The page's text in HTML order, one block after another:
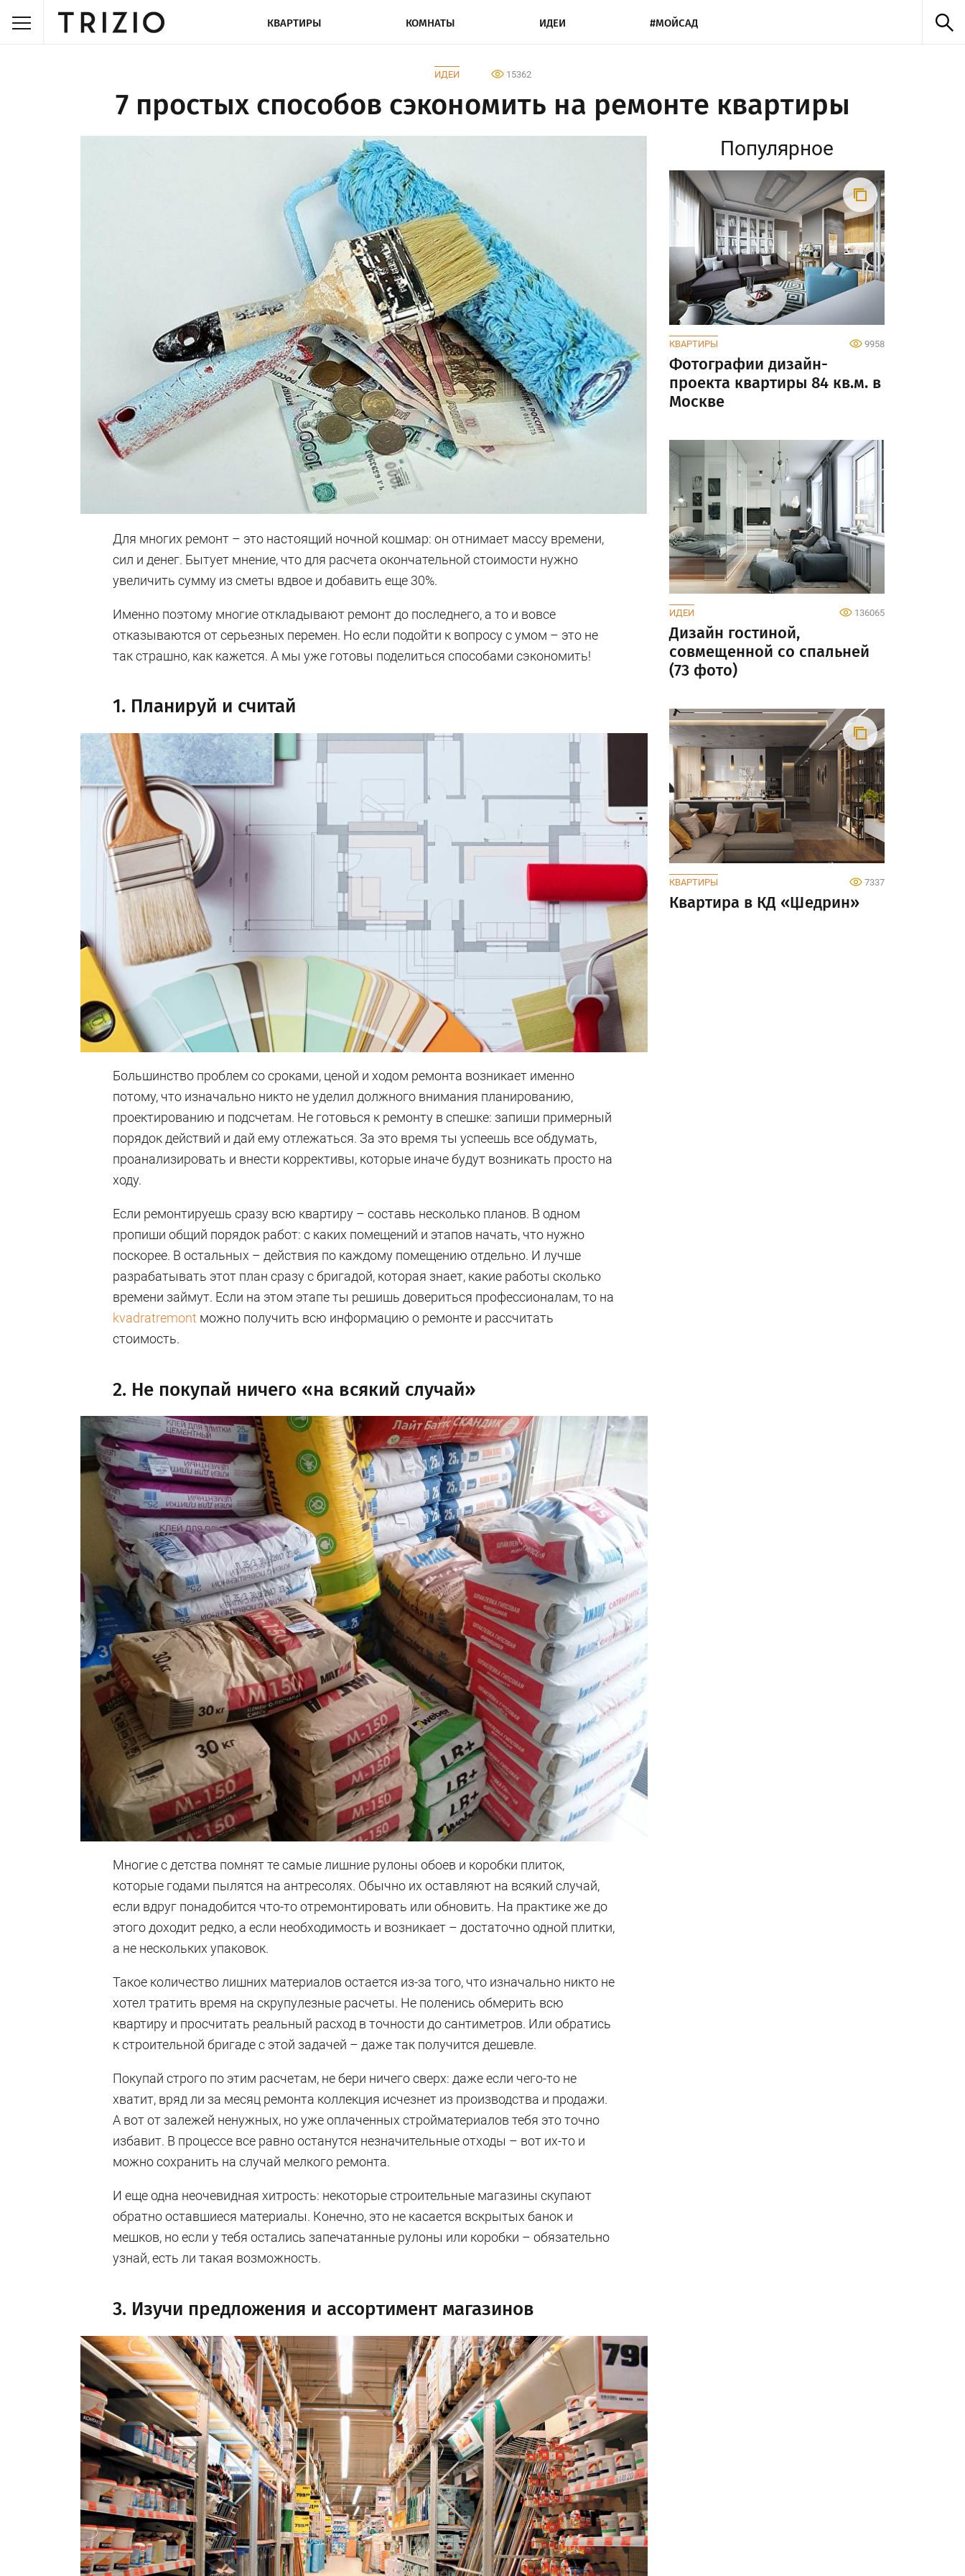
КВАРТИРЫ КОМНАТЫ ИДЕИ #МОЙСАД
ИДЕИ 15362
7 простых способов сэкономить на ремонте квартиры
Для многих ремонт – это настоящий ночной кошмар: он отнимает массу времени,
сил и денег. Бытует мнение, что для расчета окончательной стоимости нужно
увеличить сумму из сметы вдвое и добавить еще 30%.
Именно поэтому многие откладывают ремонт до последнего, а то и вовсе
отказываются от серьезных перемен. Но если подойти к вопросу с умом – это не
так страшно, как кажется. А мы уже готовы поделиться способами сэкономить!
1. Планируй и считай
Большинство проблем со сроками, ценой и ходом ремонта возникает именно
потому, что изначально никто не уделил должного внимания планированию,
проектированию и подсчетам. Не готовься к ремонту в спешке: запиши примерный
порядок действий и дай ему отлежаться. За это время ты успеешь все обдумать,
проанализировать и внести коррективы, которые иначе будут возникать просто на
ходу.
Если ремонтируешь сразу всю квартиру – составь несколько планов. В одном
пропиши общий порядок работ: с каких помещений и этапов начать, что нужно
поскорее. В остальных – действия по каждому помещению отдельно. И лучше
разрабатывать этот план сразу с бригадой, которая знает, какие работы сколько
времени займут. Если на этом этапе ты решишь довериться профессионалам, то на
kvadratremont можно получить всю информацию о ремонте и рассчитать
стоимость.
2. Не покупай ничего «на всякий случай»
Многие с детства помнят те самые лишние рулоны обоев и коробки плиток,
которые годами пылятся на антресолях. Обычно их оставляют на всякий случай,
если вдруг понадобится что-то отремонтировать или обновить. На практике же до
этого доходит редко, а если необходимость и возникает – достаточно одной плитки,
а не нескольких упаковок.
Такое количество лишних материалов остается из-за того, что изначально никто не
хотел тратить время на скрупулезные расчеты. Не поленись обмерить всю
квартиру и просчитать реальный расход в точности до сантиметров. Или обратись
к строительной бригаде с этой задачей – даже так получится дешевле.
Покупай строго по этим расчетам, не бери ничего сверх: даже если чего-то не
хватит, вряд ли за месяц ремонта коллекция исчезнет из производства и продажи.
А вот от залежей ненужных, но уже оплаченных стройматериалов тебя это точно
избавит. В процессе все равно останутся незначительные отходы – вот их-то и
можно сохранить на случай мелкого ремонта.
И еще одна неочевидная хитрость: некоторые строительные магазины скупают
обратно оставшиеся материалы. Конечно, это не касается вскрытых банок и
мешков, но если у тебя остались запечатанные рулоны или коробки – обязательно
узнай, есть ли такая возможность.
3. Изучи предложения и ассортимент магазинов
Популярное
КВАРТИРЫ 9958
Фотографии дизайн-
проекта квартиры 84 кв.м. в
Москве
ИДЕИ 136065
Дизайн гостиной,
совмещенной со спальней
(73 фото)
КВАРТИРЫ 7337
Квартира в КД «Щедрин»